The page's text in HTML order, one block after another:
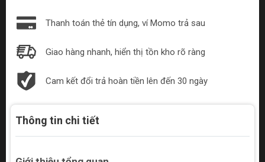
Thanh toán thẻ tín dụng, ví Momo trả sau
Giao hàng nhanh, hiển thị tồn kho rõ ràng
Cam kết đổi trả hoàn tiền lên đến 30 ngày
Thông tin chi tiết